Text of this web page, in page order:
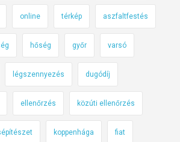
online térkép aszfaltfestés
hőség győr varsó
légszennyezés dugódíj
ellenőrzés közúti ellenőrzés
koppenhága fiat